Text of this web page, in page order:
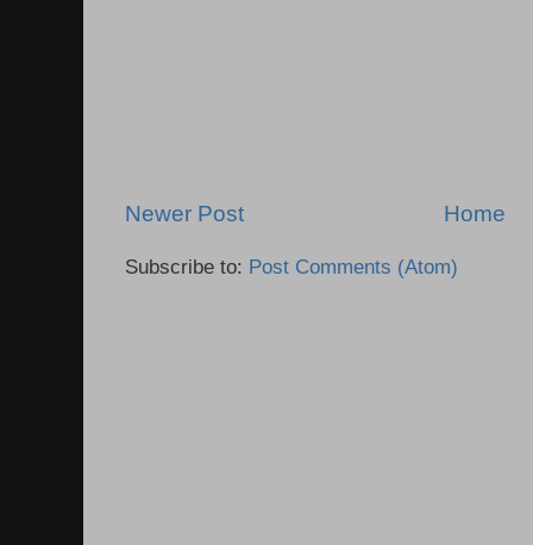
Newer Post Home
Subscribe to: Post Comments (Atom)